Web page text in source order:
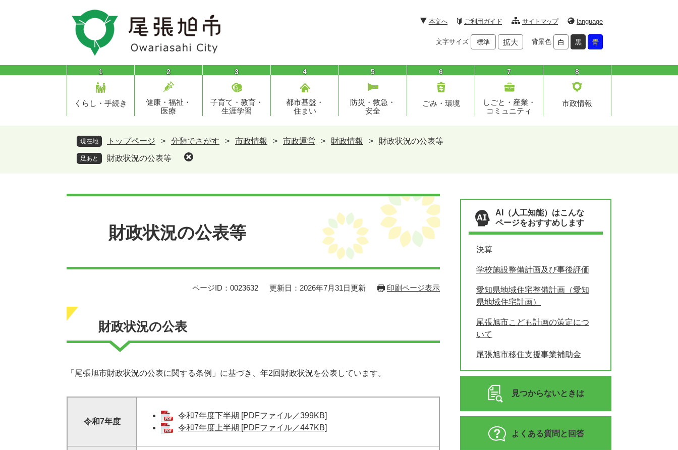
頭
飛
本文へ ご利用ガイド サイトマップ language
文字サイズ 標準 拡大 背景色 白 黒 青
1
くらし・手続き
2
健康・福祉・
医療
3
子育て・教育・
生涯学習
4
都市基盤・
住まい
5
防災・救急・
安全
6
ごみ・環境
7
しごと・産業・
コミュニティ
8
市政情報
現在地 トップページ > 分類でさがす > 市政情報 > 市政運営 > 財政情報 > 財政状況の公表等
足あと 財政状況の公表等
財政状況の公表等
ページID：0023632 更新日：2026年7月31日更新 印刷ページ表示
財政状況の公表
「尾張旭市財政状況の公表に関する条例」に基づき、年2回財政状況を公表しています。
令和7年度
令和7年度下半期 [PDFファイル／399KB]
令和7年度上半期 [PDFファイル／447KB]
AI（人工知能）はこんな
ページをおすすめします
決算
学校施設整備計画及び事後評価
愛知県地域住宅整備計画（愛知
県地域住宅計画）
尾張旭市こども計画の策定につ
いて
尾張旭市移住支援事業補助金
見つからないときは
よくある質問と回答